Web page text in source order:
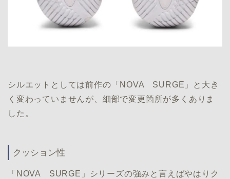
シルエットとしては前作の「NOVA SURGE」と大き
く変わっていませんが、細部で変更箇所が多くありま
した。
クッション性
「NOVA SURGE」シリーズの強みと言えばやはりク